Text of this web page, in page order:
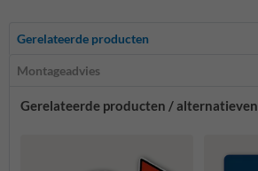
Gerelateerde producten
Montageadvies
Gerelateerde producten / alternatieven